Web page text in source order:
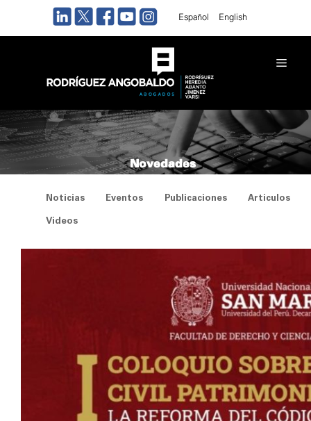
Español English
Novedades
Noticias Eventos Publicaciones Articulos
Videos